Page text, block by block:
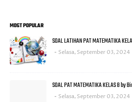
MOST POPULAR
SOAL LATIHAN PAT MATEMATIKA
Selasa, September 03, 2024
SOAL PAT MATEMATIKA KELAS 8 by
Selasa, September 03, 2024